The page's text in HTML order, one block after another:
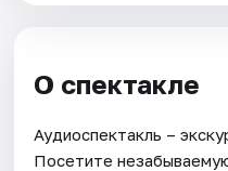
О спектакле
Аудиоспектакль –
Посетите